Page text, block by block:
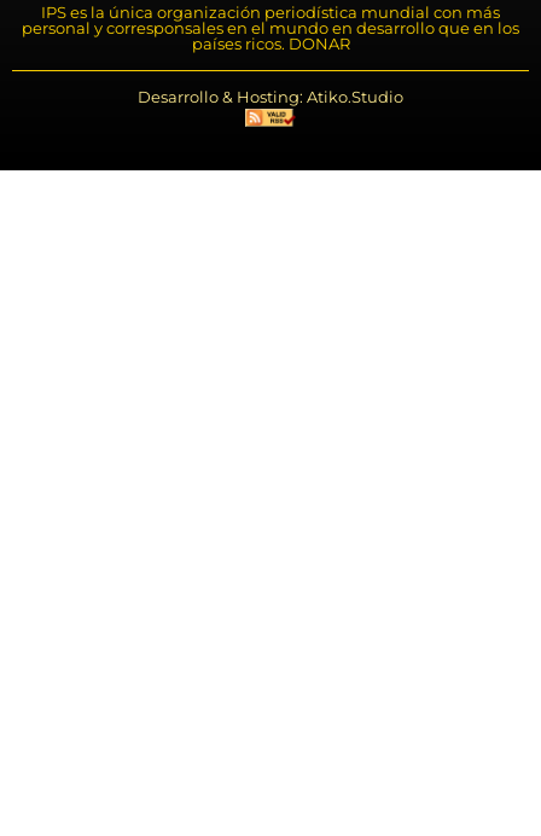
IPS es la única organización periodística mundial con más
personal y corresponsales en el mundo en desarrollo que en los
países ricos. DONAR
Desarrollo & Hosting: Atiko.Studio